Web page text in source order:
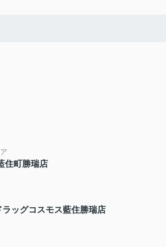
住町勝瑞店
ッグコスモス藍住勝瑞店